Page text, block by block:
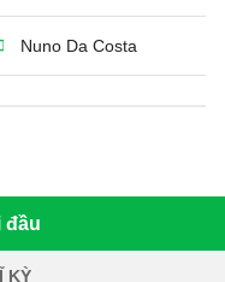
Nuno Da Costa
đầu
KỲ